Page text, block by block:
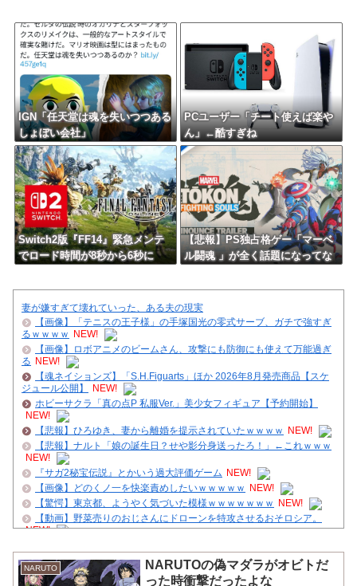
IGN「任天堂は魂を失いつつある
しょぼい会社」
PCユーザー「チート使えば楽や
ん」←酷すぎね
Switch2版『FF14』緊急メンテ
でロード時間が8秒から6秒に
【悲報】PS独占格ゲー「マーベ
ル闘魂 」が全く話題になってな
妻が嫌すぎて壊れていった、ある夫の現実
【画像】「テニスの王子様」の手塚国光の零式サーブ、ガチで強すぎ
るｗｗｗｗ
NEW!
【画像】ロボアニメのビームさん、攻撃にも防御にも使えて万能過ぎ
る NEW!
【魂ネイションズ】「S.H.Figuarts」ほか 2026年8月発売商品【スケ
ジュール公開】
NEW!
ホビーサクラ「真の点P 私服Ver.」美少女フィギュア【予約開始】
NEW!
【悲報】ひろゆき、妻から離婚を提示されていたｗｗｗｗ
NEW!
【悲報】ナルト「娘の誕生日？せや影分身送ったろ！」←これｗｗｗ
NEW!
『サガ2秘宝伝説』とかいう過大評価ゲーム NEW!
【画像】どのくノ一を快楽責めしたいｗｗｗｗｗ
NEW!
【驚愕】東京都、ようやく気づいた模様ｗｗｗｗｗｗｗ
NEW!
【動画】野菜売りのおじさんにドローンを特攻させるおそロシア。
NEW!
ろ？」←これｗｗｗ NEW!
【復活予告】管理人、クダクダ
NARUTO
NARUTOの偽マダラがオビトだ
った時衝撃だったよな